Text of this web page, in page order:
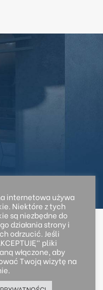
internetowa używa
Niektóre z tych
są niezbędne do
działania strony i
odrzucić. Jeśli
pliki
włączone, aby
Twoją wizytę na